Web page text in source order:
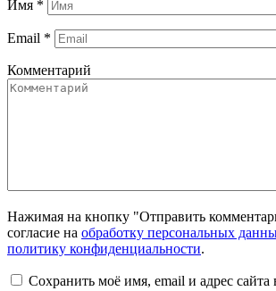
Имя *
Email *
Комментарий
Нажимая на кнопку "Отправить
согласие на обработку персональных
политику конфиденциальности.
Сохранить моё имя, email и адрес сайта